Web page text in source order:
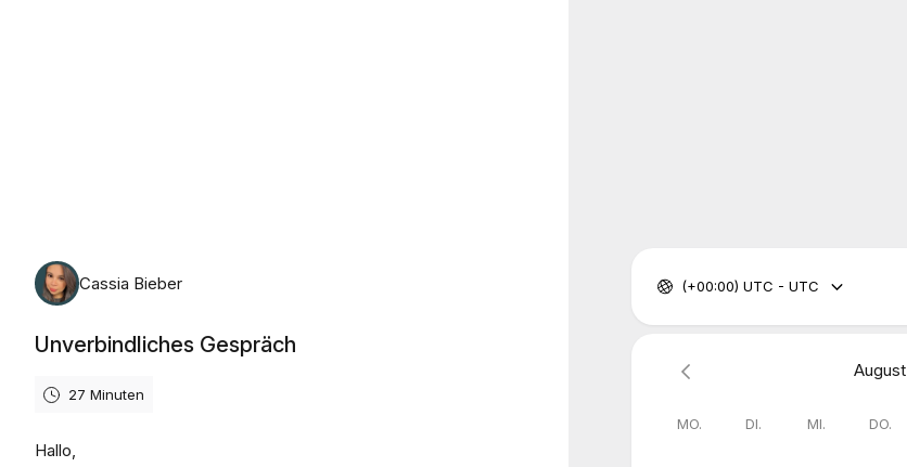
Cassia Bieber
Unverbindliches Gespräch
27 Minuten
Hallo,
(+00:00) UTC - UTC
August
MO. DI. MI. DO.